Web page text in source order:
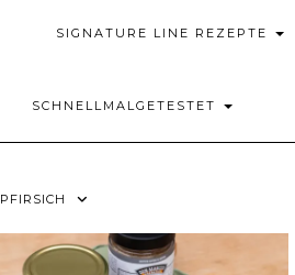
SIGNATURE LINE REZEPTE
SCHNELLMALGETESTET
PFIRSICH